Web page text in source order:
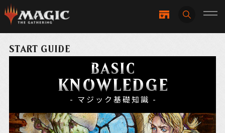
START GUIDE
BASIC
KNOWLEDGE
- マジック基礎知識 -